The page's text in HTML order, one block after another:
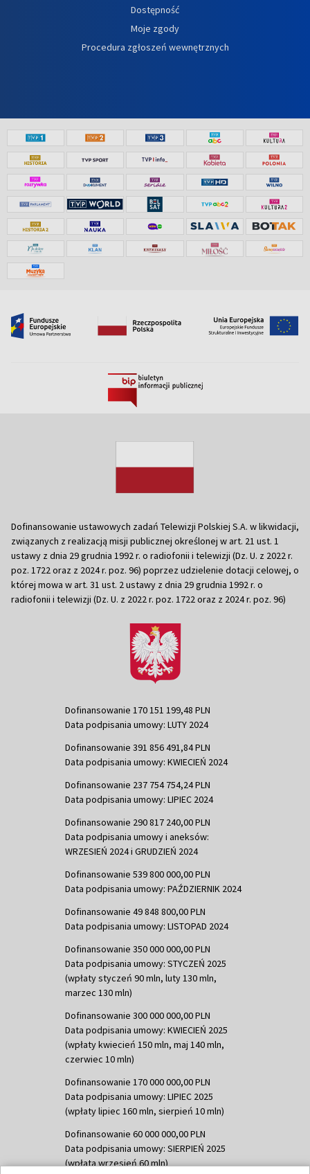
Dostępność
Moje zgody
Procedura zgłoszeń wewnętrznych
Dofinansowanie ustawowych zadań Telewizji Polskiej S.A. w likwidacji,
związanych z realizacją misji publicznej określonej w art. 21 ust. 1
ustawy z dnia 29 grudnia 1992 r. o radiofonii i telewizji (Dz. U. z 2022 r.
poz. 1722 oraz z 2024 r. poz. 96) poprzez udzielenie dotacji celowej, o
której mowa w art. 31 ust. 2 ustawy z dnia 29 grudnia 1992 r. o
radiofonii i telewizji (Dz. U. z 2022 r. poz. 1722 oraz z 2024 r. poz. 96)
Dofinansowanie 170 151 199,48 PLN
Data podpisania umowy: LUTY 2024
Dofinansowanie 391 856 491,84 PLN
Data podpisania umowy: KWIECIEŃ 2024
Dofinansowanie 237 754 754,24 PLN
Data podpisania umowy: LIPIEC 2024
Dofinansowanie 290 817 240,00 PLN
Data podpisania umowy i aneksów:
WRZESIEŃ 2024 i GRUDZIEŃ 2024
Dofinansowanie 539 800 000,00 PLN
Data podpisania umowy: PAŹDZIERNIK 2024
Dofinansowanie 49 848 800,00 PLN
Data podpisania umowy: LISTOPAD 2024
Dofinansowanie 350 000 000,00 PLN
Data podpisania umowy: STYCZEŃ 2025
(wpłaty styczeń 90 mln, luty 130 mln,
marzec 130 mln)
Dofinansowanie 300 000 000,00 PLN
Data podpisania umowy: KWIECIEŃ 2025
(wpłaty kwiecień 150 mln, maj 140 mln,
czerwiec 10 mln)
Dofinansowanie 170 000 000,00 PLN
Data podpisania umowy: LIPIEC 2025
(wpłaty lipiec 160 mln, sierpień 10 mln)
Dofinansowanie 60 000 000,00 PLN
Data podpisania umowy: SIERPIEŃ 2025
(wpłata wrzesień 60 mln)